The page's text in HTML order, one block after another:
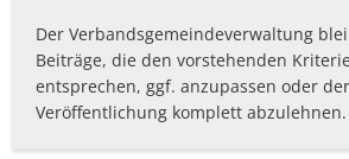
Der Verbandsgemeindeverwaltung
Beiträge, die den vorstehenden
entsprechen, ggf. anzupassen oder
Veröffentlichung komplett abzulehnen.